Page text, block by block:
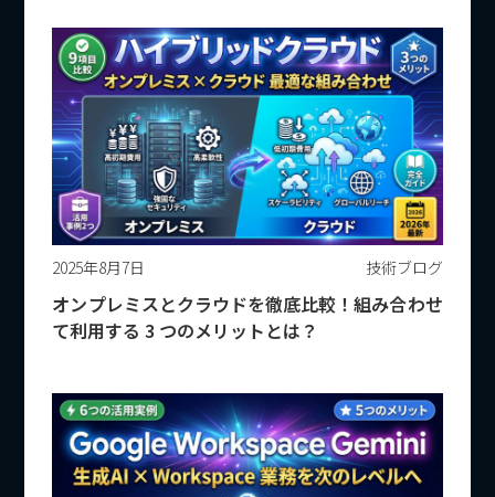
2025年8月7日 技術ブログ
オンプレミスとクラウドを徹底比較！組み合わせ
て利用する 3 つのメリットとは？